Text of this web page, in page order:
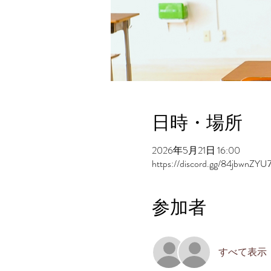
日時・場所
2026年5月21日 16:00
https://discord.gg/
参加者
すべて表示